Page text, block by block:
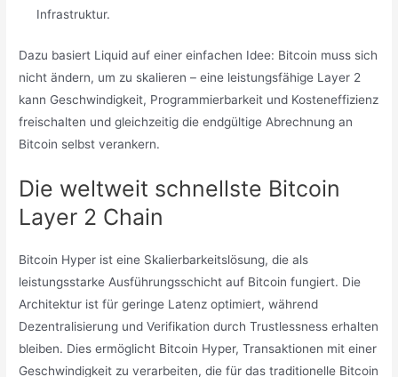
Infrastruktur.
Dazu basiert Liquid auf einer einfachen Idee: Bitcoin muss sich
nicht ändern, um zu skalieren – eine leistungsfähige Layer 2
kann Geschwindigkeit, Programmierbarkeit und Kosteneffizienz
freischalten und gleichzeitig die endgültige Abrechnung an
Bitcoin selbst verankern.
Die weltweit schnellste Bitcoin
Layer 2 Chain
Bitcoin Hyper ist eine Skalierbarkeitslösung, die als
leistungsstarke Ausführungsschicht auf Bitcoin fungiert. Die
Architektur ist für geringe Latenz optimiert, während
Dezentralisierung und Verifikation durch Trustlessness erhalten
bleiben. Dies ermöglicht Bitcoin Hyper, Transaktionen mit einer
Geschwindigkeit zu verarbeiten, die für das traditionelle Bitcoin